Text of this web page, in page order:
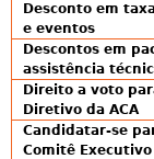
Desconto em
e eventos
Descontos em
assistência
Direito a voto
Diretivo da ACA
Candidatar-se
Comitê Executivo